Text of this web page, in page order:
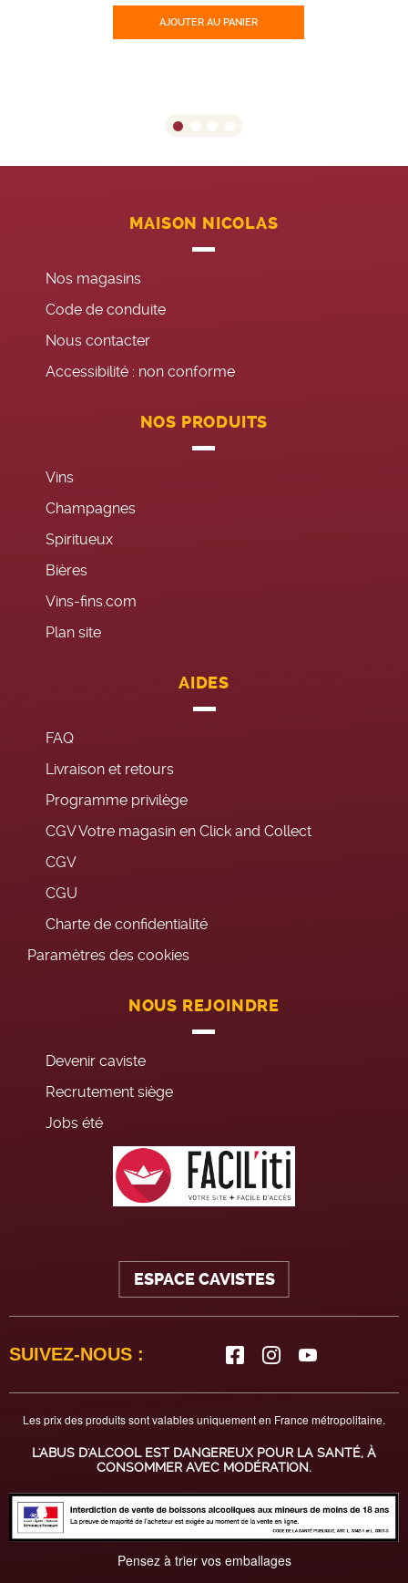
AJOUTER AU PANIER
MAISON NICOLAS
Nos magasins
Code de conduite
Nous contacter
Accessibilité : non conforme
NOS PRODUITS
Vins
Champagnes
Spiritueux
Bières
Vins-fins.com
Plan site
AIDES
FAQ
Livraison et retours
Programme privilège
CGV Votre magasin en Click and Collect
CGV
CGU
Charte de confidentialité
Paramètres des cookies
NOUS REJOINDRE
Devenir caviste
Recrutement siège
Jobs été
ESPACE CAVISTES
SUIVEZ-NOUS :
Les prix des produits sont valables uniquement en France métropolitaine.
L'ABUS D'ALCOOL EST DANGEREUX POUR LA SANTÉ, À
CONSOMMER AVEC MODÉRATION.
Pensez à trier vos emballages